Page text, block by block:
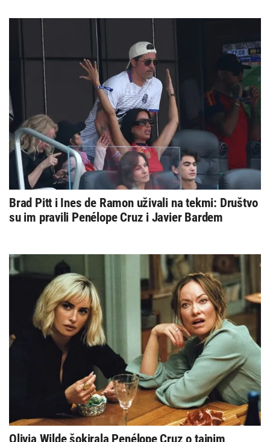
Brad Pitt i Ines de Ramon uživali na tekmi: Društvo
su im pravili Penélope Cruz i Javier Bardem